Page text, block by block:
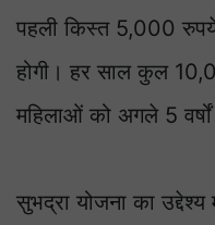
पहली किस्त 5,000
होगी। हर साल कुल
महिलाओं को अगले 5
सुभद्रा योजना का